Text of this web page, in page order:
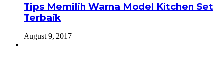
Tips Memilih Warna Model Kitchen Set
Terbaik
August 9, 2017